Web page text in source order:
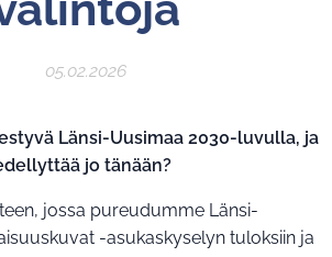
05.02.2026
Länsi-Uusimaa 2030-luvulla, ja
jo tänään?
jossa pureudumme Länsi-
-asukaskyselyn tuloksiin ja